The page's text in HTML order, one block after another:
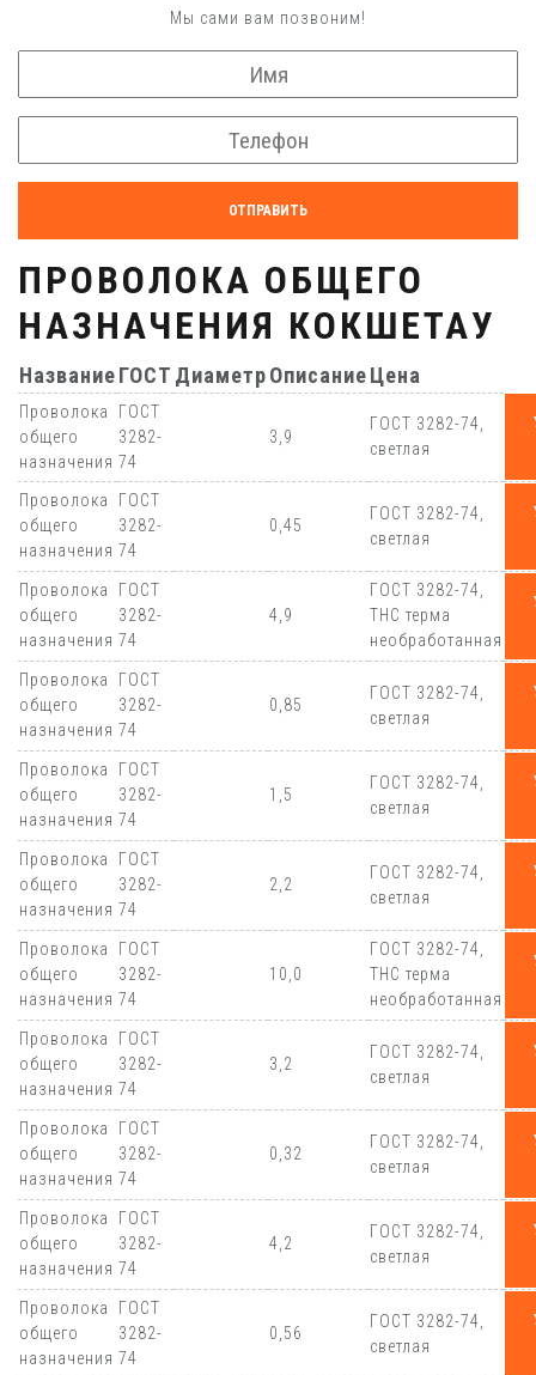
Мы сами вам позвоним!
ОТПРАВИТЬ
ПРОВОЛОКА ОБЩЕГО
НАЗНАЧЕНИЯ КОКШЕТАУ
НазваниеГОСТ ДиаметрОписаниеЦена
Проволока
общего
назначения
ГОСТ
3282-
74
3,9
ГОСТ 3282-74,
светлая
Проволока
общего
назначения
ГОСТ
3282-
74
0,45
ГОСТ 3282-74,
светлая
Проволока
общего
назначения
ГОСТ
3282-
74
4,9
ГОСТ 3282-74,
ТНС терма
необработанная
Проволока
общего
назначения
ГОСТ
3282-
74
0,85
ГОСТ 3282-74,
светлая
Проволока
общего
назначения
ГОСТ
3282-
74
1,5
ГОСТ 3282-74,
светлая
Проволока
общего
назначения
ГОСТ
3282-
74
2,2
ГОСТ 3282-74,
светлая
Проволока
общего
назначения
ГОСТ
3282-
74
10,0
ГОСТ 3282-74,
ТНС терма
необработанная
Проволока
общего
назначения
ГОСТ
3282-
74
3,2
ГОСТ 3282-74,
светлая
Проволока
общего
назначения
ГОСТ
3282-
74
0,32
ГОСТ 3282-74,
светлая
Проволока
общего
назначения
ГОСТ
3282-
74
4,2
ГОСТ 3282-74,
светлая
Проволока
общего
назначения
ГОСТ
3282-
74
0,56
ГОСТ 3282-74,
светлая